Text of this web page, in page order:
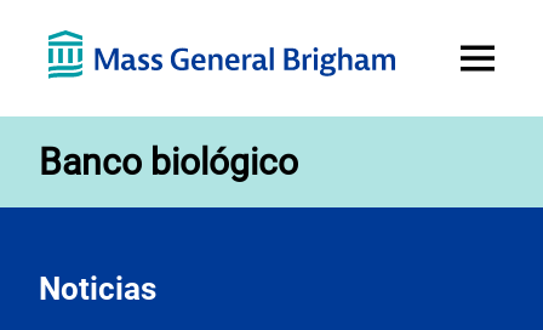
Menu
Banco biológico
Noticias